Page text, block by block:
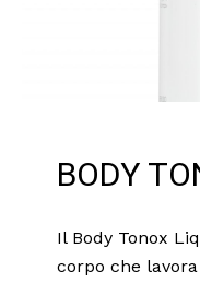
BODY
Il Body Tonox
corpo che